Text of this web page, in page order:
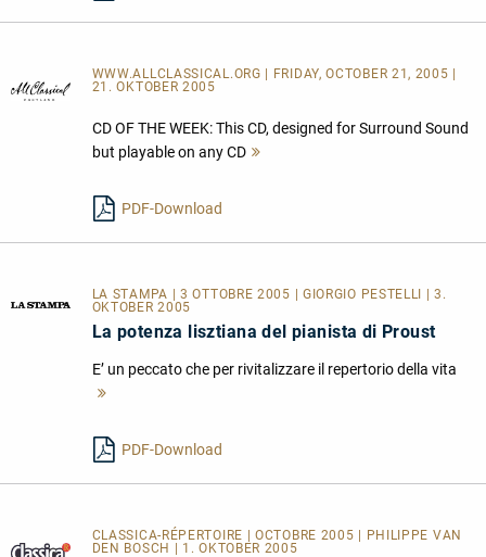
WWW.ALLCLASSICAL.ORG | FRIDAY, OCTOBER 21, 2005 |
21. OKTOBER 2005
CD OF THE WEEK: This CD, designed for Surround Sound
but playable on any CD
PDF-Download
LA STAMPA | 3 OTTOBRE 2005 | GIORGIO PESTELLI | 3.
OKTOBER 2005
La potenza lisztiana del pianista di Proust
E’ un peccato che per rivitalizzare il repertorio della vita
PDF-Download
CLASSICA-RÉPERTOIRE | OCTOBRE 2005 | PHILIPPE VAN
DEN BOSCH | 1. OKTOBER 2005